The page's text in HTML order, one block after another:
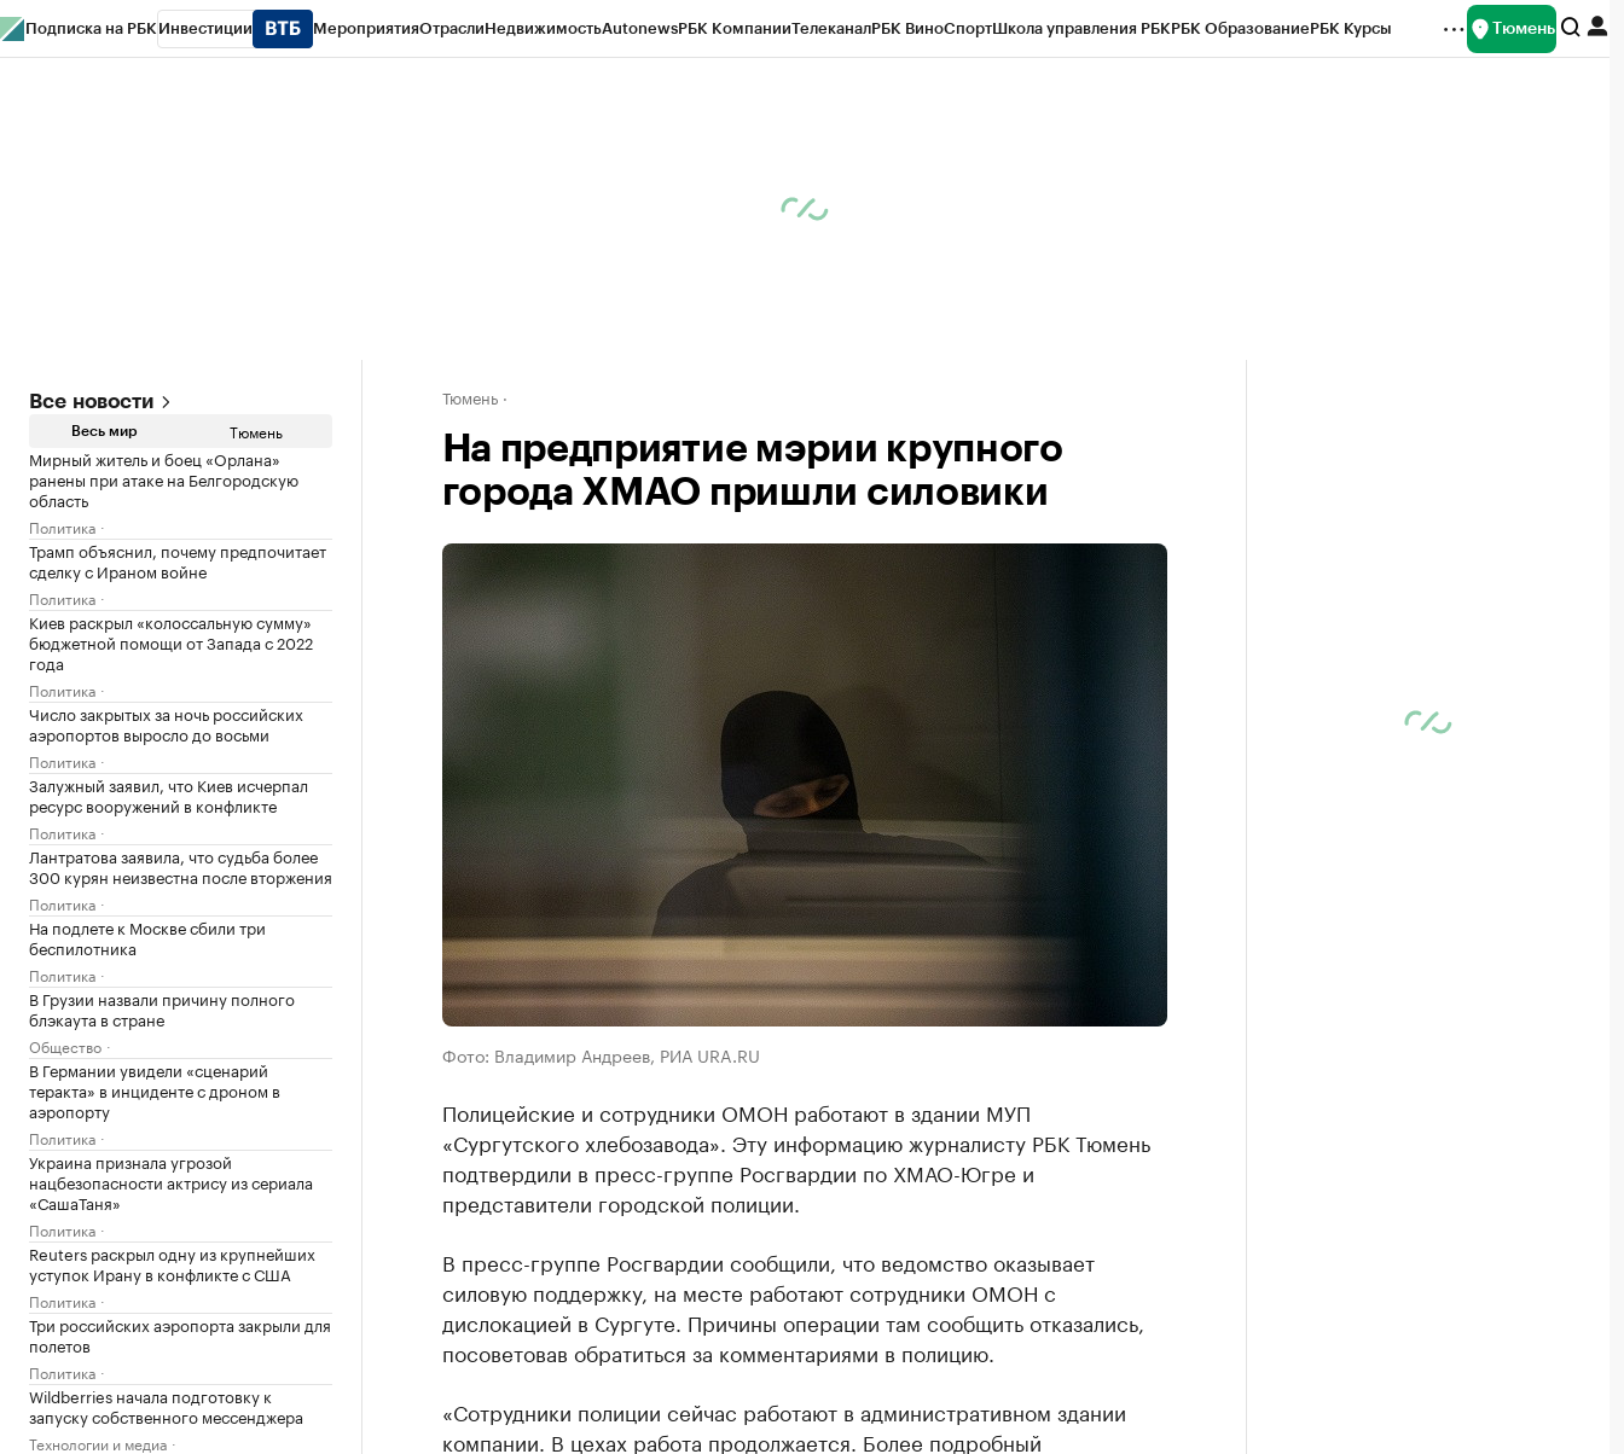
Подписка на РБК Инвестиции МероприятияОтраслиНедвижимостьAutonewsРБК КомпанииТелеканалРБК ВиноСпортШкола управления РБКРБК ОбразованиеРБК Курсы Тюмень
Все новости
Весь мир Тюмень
Мирный житель и боец «Орлана»
ранены при атаке на Белгородскую
область
Политика
Трамп объяснил, почему предпочитает
сделку с Ираном войне
Политика
Киев раскрыл «колоссальную сумму»
бюджетной помощи от Запада с 2022
года
Политика
Число закрытых за ночь российских
аэропортов выросло до восьми
Политика
Залужный заявил, что Киев исчерпал
ресурс вооружений в конфликте
Политика
Лантратова заявила, что судьба более
300 курян неизвестна после вторжения
Политика
На подлете к Москве сбили три
беспилотника
Политика
В Грузии назвали причину полного
блэкаута в стране
Общество
В Германии увидели «сценарий
теракта» в инциденте с дроном в
аэропорту
Политика
Украина признала угрозой
нацбезопасности актрису из сериала
«СашаТаня»
Политика
Reuters раскрыл одну из крупнейших
уступок Ирану в конфликте с США
Политика
Три российских аэропорта закрыли для
полетов
Политика
Wildberries начала подготовку к
запуску собственного мессенджера
Технологии и медиа
Тюмень
На предприятие мэрии крупного
города ХМАО пришли силовики
Фото: Владимир Андреев, РИА URA.RU
Полицейские и сотрудники ОМОН работают в здании МУП
«Сургутского хлебозавода». Эту информацию журналисту РБК Тюмень
подтвердили в пресс-группе Росгвардии по ХМАО-Югре и
представители городской полиции.
В пресс-группе Росгвардии сообщили, что ведомство оказывает
силовую поддержку, на месте работают сотрудники ОМОН с
дислокацией в Сургуте. Причины операции там сообщить отказались,
посоветовав обратиться за комментариями в полицию.
«Сотрудники полиции сейчас работают в административном здании
компании. В цехах работа продолжается. Более подробный